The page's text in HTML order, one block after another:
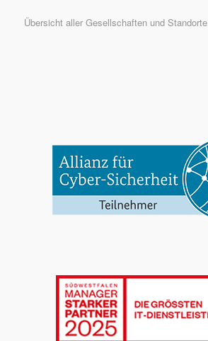
Übersicht aller Gesellschaften und Standorte